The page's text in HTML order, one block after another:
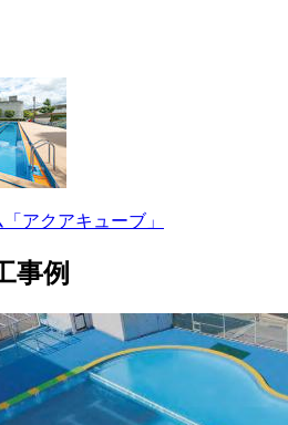
アクアキューブ」
事例